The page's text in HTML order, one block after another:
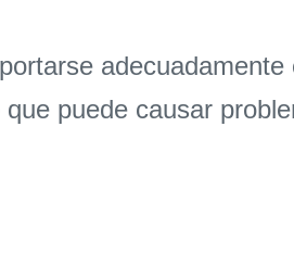
adecuadamente
puede causar